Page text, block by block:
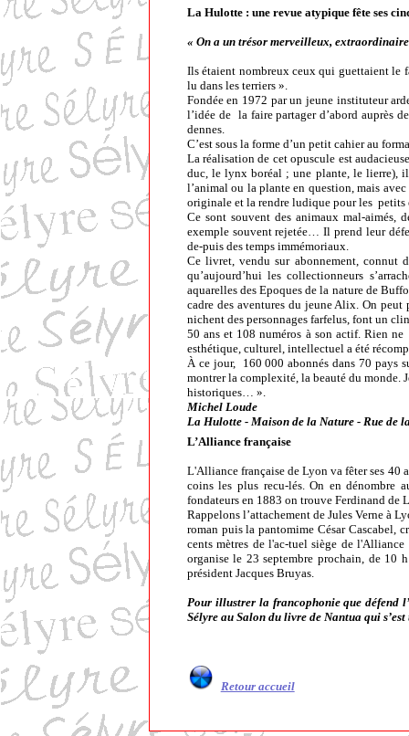
La Hulotte : une revue atypique fête ses
« On a un trésor merveilleux,
Ils étaient nombreux ceux qui guettaient le
lu dans les terriers ».
Fondée en 1972 par un jeune instituteur
l’idée de la faire partager d’abord auprès
dennes.
C’est sous la forme d’un petit cahier au
La réalisation de cet opuscule est
duc, le lynx boréal ; une plante, le lierre), il
l’animal ou la plante en question, mais
originale et la rendre ludique pour les petits
Ce sont souvent des animaux mal-aimés,
exemple souvent rejetée… Il prend leur
de-puis des temps immémoriaux.
Ce livret, vendu sur abonnement, connut
qu’aujourd’hui les collectionneurs
aquarelles des Epoques de la nature de
cadre des aventures du jeune Alix. On
nichent des personnages farfelus, font un
50 ans et 108 numéros à son actif. Rien
esthétique, culturel, intellectuel a été
À ce jour, 160 000 abonnés dans 70 pays
montrer la complexité, la beauté du monde.
historiques… ».
Michel Loude
La Hulotte - Maison de la Nature - Rue de
L’Alliance française
L'Alliance française de Lyon va fêter ses 40
coins les plus recu-lés. On en dénombre
fondateurs en 1883 on trouve Ferdinand de
Rappelons l’attachement de Jules Verne à
roman puis la pantomime César Cascabel,
cents mètres de l'ac-tuel siège de
organise le 23 septembre prochain, de
président Jacques Bruyas.
Pour illustrer la francophonie que défend
Sélyre au Salon du livre de Nantua qui s’est
Retour accueil